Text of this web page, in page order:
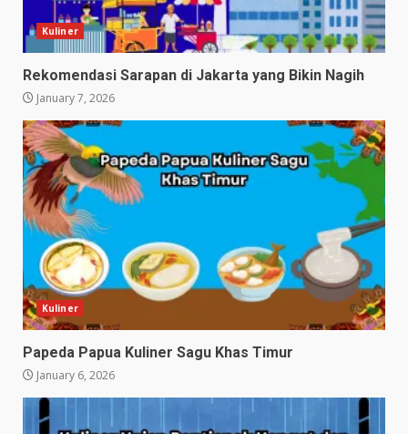
Kuliner
Rekomendasi Sarapan di Jakarta yang Bikin Nagih
January 7, 2026
Kuliner
Papeda Papua Kuliner Sagu Khas Timur
January 6, 2026